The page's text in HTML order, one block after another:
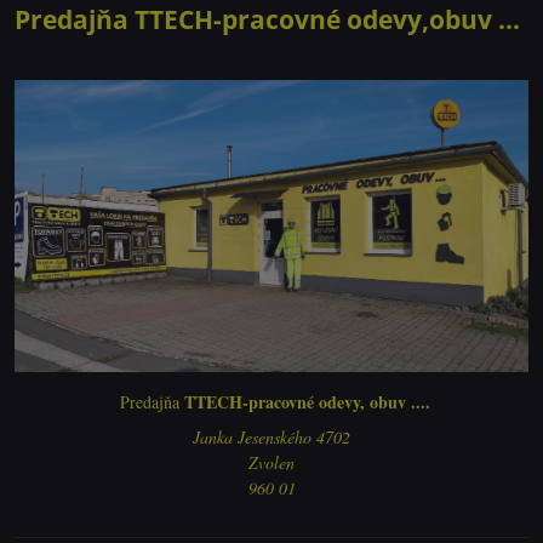
Predajňa TTECH-pracovné odevy,obuv ...
Predajňa TTECH-pracovné odevy, obuv ....
Janka Jesenského 4702
Zvolen
960 01